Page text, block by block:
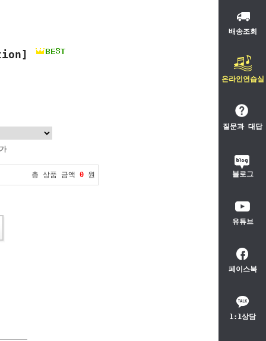
배송조회
온라인연습실
질문과 대답
블로그
유튜브
페이스북
1:1상담
총 상품 금액 0 원